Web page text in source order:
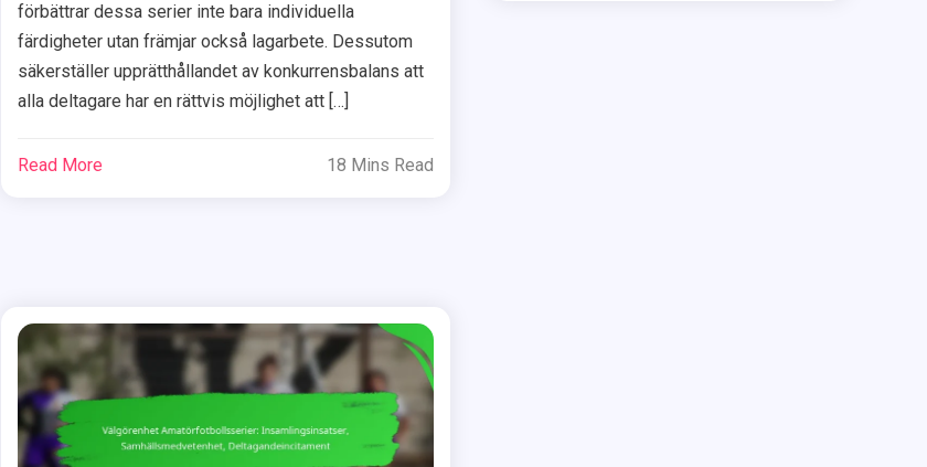
förbättrar dessa serier inte bara individuella
färdigheter utan främjar också lagarbete. Dessutom
säkerställer upprätthållandet av konkurrensbalans att
alla deltagare har en rättvis möjlighet att […]
Read More 18 Mins Read